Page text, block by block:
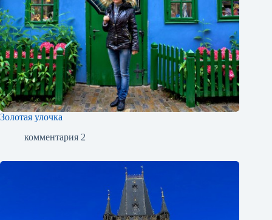
Золотая улочка
комментария 2